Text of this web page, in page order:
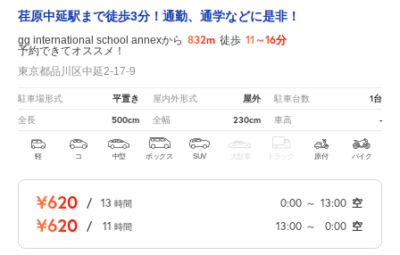
荏原中延駅まで徒歩3分！通勤、通学などに是非！
gg international school annexから 832m 徒歩 11～16分
予約できてオススメ！
東京都品川区中延2-17-9
駐車場形式 平置き 屋内外形式 屋外 駐車台数 1台
全長 500cm 全幅 230cm 車高 -
軽 コ 中型 ボックス SUV 大型車 トラック 原付 バイク
¥620 / 13 時間 0:00 ～ 13:00 空
¥620 / 11 時間 13:00 ～ 0:00 空